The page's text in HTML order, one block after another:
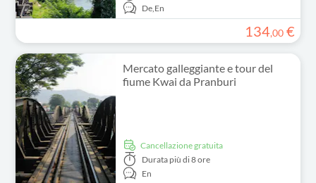
De,En
134,00 €
Mercato galleggiante e tour del
fiume Kwai da Pranburi
Cancellazione gratuita
Durata più di 8 ore
En